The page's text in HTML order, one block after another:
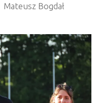
Mateusz Bogdał